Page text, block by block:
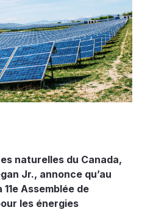
naturelles du Canada,
Jr., annonce qu’au
Assemblée de
les énergies